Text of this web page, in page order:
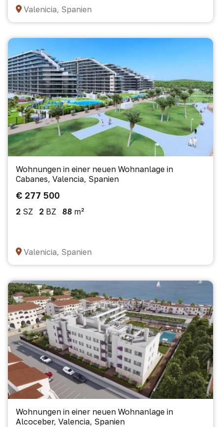
Valenicia, Spanien
Wohnungen in einer neuen Wohnanlage in
Cabanes, Valencia, Spanien
€ 277 500
2 SZ 2 BZ 88 m²
Valenicia, Spanien
Wohnungen in einer neuen Wohnanlage in
Alcoceber, Valencia, Spanien